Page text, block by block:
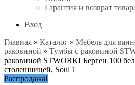
Гарантия и возврат
Вход
Главная » Каталог » Мебель для
раковиной » Тумбы с раковиной
раковиной STWORKI Берген 100
столешницей, Soul 1
Распродажа!